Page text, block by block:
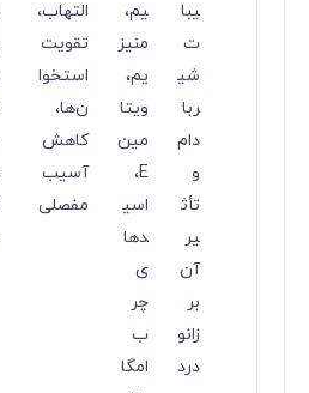
یبا
ت
شی
ربا
دام
و
تأث
یر
آن
بر
زانو
درد
یم،
منیز
یم،
ویتا
مین
E،
اسی
دها
ی
چر
ب
امگا
التهاب،
تقویت
استخوا
ن‌ها،
کاهش
آسیب
مفصلی